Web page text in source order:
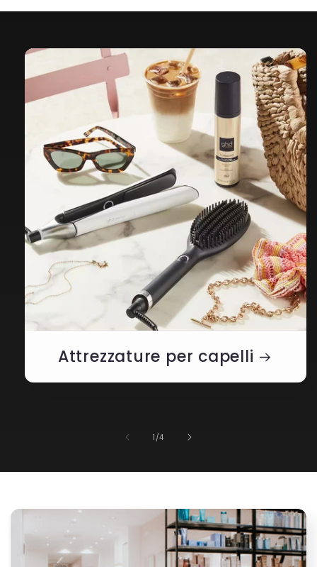
Attrezzature per capelli
1 /su
4